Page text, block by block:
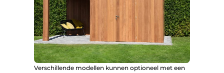
Verschillende modellen kunnen optioneel met een